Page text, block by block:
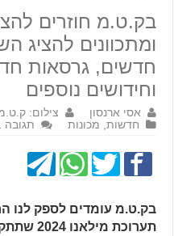
בק.ט.מ חוזרים
חדשים, גרסאות
וחידושים נוספים
אסי ארנסון צילום:
חדשות מכונות תגובה 1
בק.ט.מ עומדים לספק לנו
תערוכת